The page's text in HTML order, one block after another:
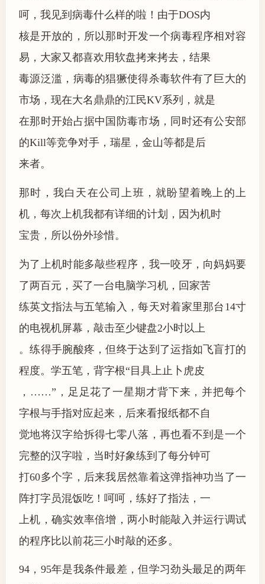
呵，我见到病毒什么样的啦！由于DOS内
核是开放的，所以那时开发一个病毒程序相对容
易，大家又都喜欢用软盘拷来拷去，结果
毒源泛滥，病毒的猖獗使得杀毒软件有了巨大的
市场，现在大名鼎鼎的江民KV系列，就是
在那时开始占据中国防毒市场，同时还有公安部
的Kill等竞争对手，瑞星，金山等都是后
来者。
那时，我白天在公司上班，就盼望着晚上的上
机，每次上机我都有详细的计划，因为机时
宝贵，所以份外珍惜。
为了上机时能多敲些程序，我一咬牙，向妈妈要
了两百元，买了一台电脑学习机，回家苦
练英文指法与五笔输入，每天对着家里那台14寸
的电视机屏幕，敲击至少键盘2小时以上
。练得手腕酸疼，但终于达到了运指如飞盲打的
程度。学五笔，背字根“目具上止卜虎皮
，……”，足足花了一星期才背下来，并把每个
字根与手指对应起来，后来看报纸都不自
觉地将汉字给拆得七零八落，再也看不到是一个
完整的汉字啦，当时好象练到了每分钟可
打60多个字，后来我居然靠着这弹指神功当了一
阵打字员混饭吃！呵呵，练好了指法，一
上机，确实效率倍增，两小时能敲入并运行调试
的程序比以前花三小时敲的还多。
94，95年是我条件最差，但学习劲头最足的两年